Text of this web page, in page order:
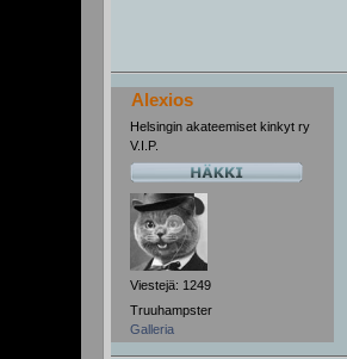
Alexios
Helsingin akateemiset kinkyt ry
V.I.P.
Viestejä: 1249
Truuhampster
Galleria